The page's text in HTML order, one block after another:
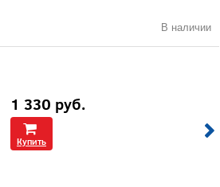
В наличии
1 330 руб.
Купить